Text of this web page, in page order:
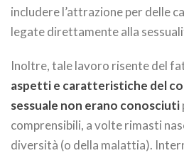
includere l’attrazione per delle
legate direttamente alla
Inoltre, tale lavoro risente del
aspetti e caratteristiche del
sessuale non erano conosciuti
comprensibili, a volte rimasti
diversità (o della malattia).